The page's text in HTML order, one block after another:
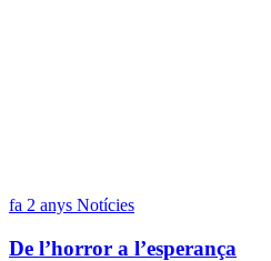
fa 2 anys Notícies
De l’horror a l’esperança